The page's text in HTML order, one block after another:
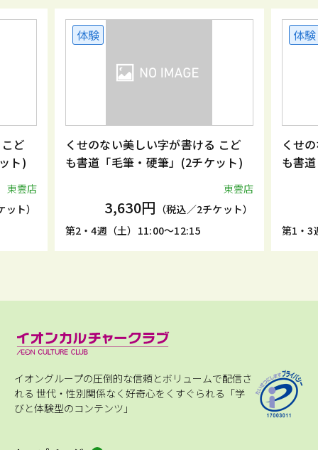
ど
ト)
東雲店
ト）
体験
くせのない美しい字が書ける こど
も書道「毛筆・硬筆」(2チケット)
東雲店
3,630円 （税込／2チケット）
第2・4週（土）11:00～12:15
体験
くせ
も書
第1・3
イオングループの圧倒的な信頼とボリュームで配信さ
れる 世代・性別関係なく好奇心をくすぐられる「学
びと体験型のコンテンツ」